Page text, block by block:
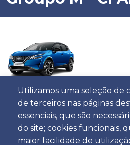
Utilizamos uma seleção de
de terceiros nas páginas
essenciais, que são
do site; cookies funcionais,
maior facilidade de
5 5 Automática 4